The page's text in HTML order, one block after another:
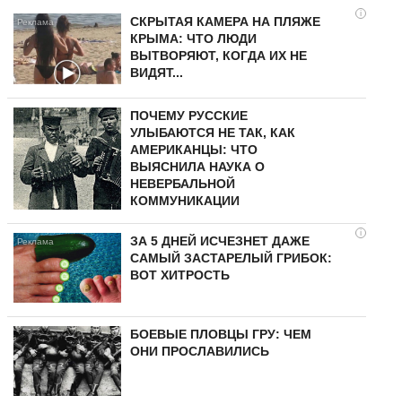
i
СКРЫТАЯ КАМЕРА НА ПЛЯЖЕ
КРЫМА: ЧТО ЛЮДИ
ВЫТВОРЯЮТ, КОГДА ИХ НЕ
ВИДЯТ...
ПОЧЕМУ РУССКИЕ
УЛЫБАЮТСЯ НЕ ТАК, КАК
АМЕРИКАНЦЫ: ЧТО
ВЫЯСНИЛА НАУКА О
НЕВЕРБАЛЬНОЙ
КОММУНИКАЦИИ
i
ЗА 5 ДНЕЙ ИСЧЕЗНЕТ ДАЖЕ
САМЫЙ ЗАСТАРЕЛЫЙ ГРИБОК:
ВОТ ХИТРОСТЬ
БОЕВЫЕ ПЛОВЦЫ ГРУ: ЧЕМ
ОНИ ПРОСЛАВИЛИСЬ